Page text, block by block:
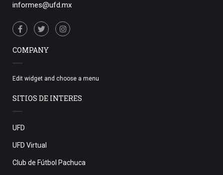
informes@ufd.mx
COMPANY
Edit widget and choose a menu
SITIOS DE INTERES
UFD
UFD Virtual
Club de Fútbol Pachuca